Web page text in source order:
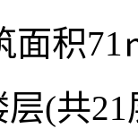
面积
层(共